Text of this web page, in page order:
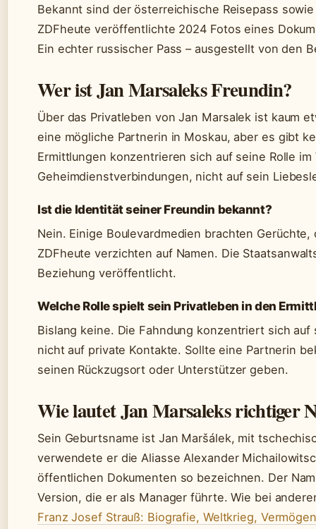
Bekannt sind der österreichische Reisepass
ZDFheute veröffentlichte 2024 Fotos eines
Ein echter russischer Pass – ausgestellt von den
Wer ist Jan Marsaleks Freundin?
Über das Privatleben von Jan Marsalek ist kaum
eine mögliche Partnerin in Moskau, aber es gibt
Ermittlungen konzentrieren sich auf seine Rolle
Geheimdienstverbindungen, nicht auf sein
Ist die Identität seiner Freundin bekannt?
Nein. Einige Boulevardmedien brachten
ZDFheute verzichten auf Namen. Die
Beziehung veröffentlicht.
Welche Rolle spielt sein Privatleben in den
Bislang keine. Die Fahndung konzentriert sich
nicht auf private Kontakte. Sollte eine Partnerin
seinen Rückzugsort oder Unterstützer geben.
Wie lautet Jan Marsaleks richtiger
Sein Geburtsname ist Jan Maršálek, mit
verwendete er die Aliasse Alexander
öffentlichen Dokumenten so bezeichnen. Der
Version, die er als Manager führte. Wie bei
Franz Josef Strauß: Biografie, Weltkrieg,